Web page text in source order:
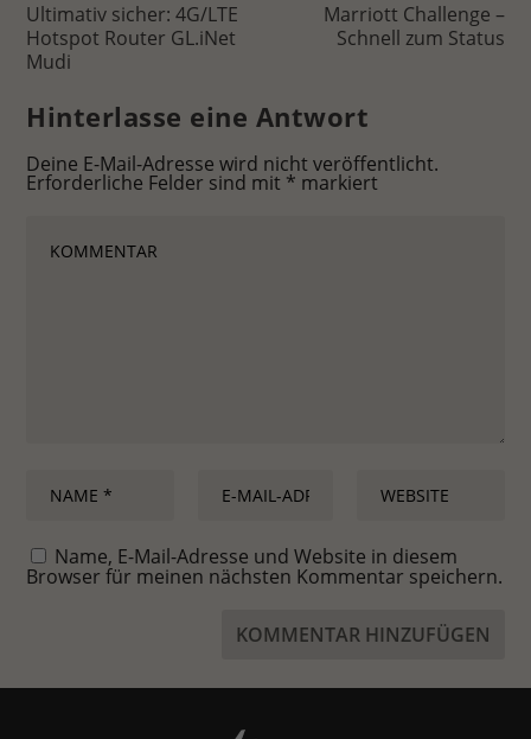
Ultimativ sicher: 4G/LTE
Hotspot Router GL.iNet
Mudi
Marriott Challenge –
Schnell zum Status
Hinterlasse eine Antwort
Deine E-Mail-Adresse wird nicht veröffentlicht.
Erforderliche Felder sind mit * markiert
Name, E-Mail-Adresse und Website in diesem
Browser für meinen nächsten Kommentar speichern.